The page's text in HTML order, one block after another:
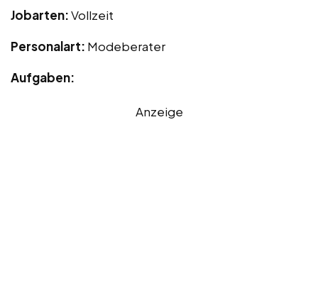
Jobarten:Vollzeit
Personalart: Modeberater
Aufgaben:
Anzeige